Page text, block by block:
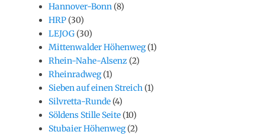
Hannover-Bonn (8)
HRP (30)
LEJOG (30)
Mittenwalder Höhenweg(1)
Rhein-Nahe-Alsenz (2)
Rheinradweg(1)
Sieben auf einen Streich (1)
Silvretta-Runde (4)
Söldens Stille Seite (10)
Stubaier Höhenweg(2)